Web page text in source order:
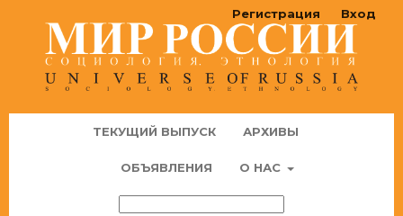
ТЕКУЩИЙ ВЫПУСК АРХИВЫ
ОБЪЯВЛЕНИЯ О НАС
Регистрация Вход